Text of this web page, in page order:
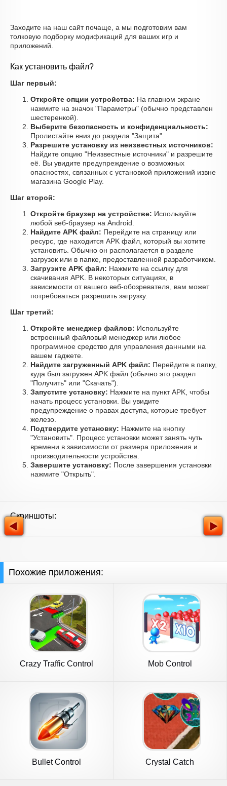
Заходите на наш сайт почаще, а мы подготовим вам
толковую подборку модификаций для ваших игр и
приложений.
Как установить файл?
Шаг первый:
Откройте опции устройства: На главном экране
нажмите на значок "Параметры" (обычно представлен
шестеренкой).
Выберите безопасность и конфиденциальность:
Пролистайте вниз до раздела "Защита".
Разрешите установку из неизвестных источников:
Найдите опцию "Неизвестные источники" и разрешите
её. Вы увидите предупреждение о возможных
опасностях, связанных с установкой приложений извне
магазина Google Play.
Шаг второй:
Откройте браузер на устройстве: Используйте
любой веб-браузер на Android.
Найдите APK файл: Перейдите на страницу или
ресурс, где находится APK файл, который вы хотите
установить. Обычно он располагается в разделе
загрузок или в папке, предоставленной разработчиком.
Загрузите APK файл: Нажмите на ссылку для
скачивания APK. В некоторых ситуациях, в
зависимости от вашего веб-обозревателя, вам может
потребоваться разрешить загрузку.
Шаг третий:
Откройте менеджер файлов: Используйте
встроенный файловый менеджер или любое
программное средство для управления данными на
вашем гаджете.
Найдите загруженный APK файл: Перейдите в папку,
куда был загружен APK файл (обычно это раздел
"Получить" или "Скачать").
Запустите установку: Нажмите на пункт APK, чтобы
начать процесс установки. Вы увидите
предупреждение о правах доступа, которые требует
железо.
Подтвердите установку: Нажмите на кнопку
"Установить". Процесс установки может занять чуть
времени в зависимости от размера приложения и
производительности устройства.
Завершите установку: После завершения установки
нажмите "Открыть".
Скриншоты:
Похожие приложения:
Crazy Traffic Control Mob Control
Bullet Control Crystal Catch